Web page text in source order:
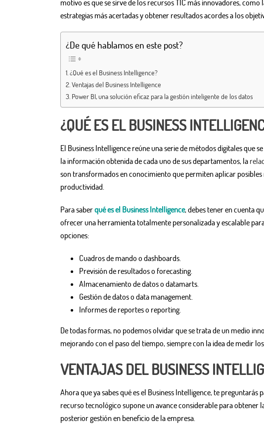
motivo es que se sirve de los recursos TIC más innovadores, como
estrategias más acertadas y obtener resultados acordes a los
¿De qué hablamos en este post?
¿Qué es el Business Intelligence?
Ventajas del Business Intelligence
Power BI, una solución eficaz para la gestión inteligente de los datos
¿QUÉ ES EL BUSINESS
El Business Intelligence reúne una serie de métodos digitales que
la información obtenida de cada uno de sus departamentos, la
son transformados en conocimiento que permiten aplicar
productividad.
Para saberqué es el Business Intelligence, debes tener en cuenta
ofrecer una herramienta totalmente personalizada y escalable
opciones:
Cuadros de mando o dashboards.
Previsión de resultados o forecasting.
Almacenamiento de datos o datamarts.
Gestión de datos o data management.
Informes de reportes o reporting.
De todas formas, no podemos olvidar que se trata de un medio
mejorando con el paso del tiempo, siempre con la idea de medir
VENTAJAS DEL BUSINESS
Ahora que ya sabes qué es el Business Intelligence, te
recurso tecnológico supone un avance considerable para
posterior gestión en beneficio de la empresa.